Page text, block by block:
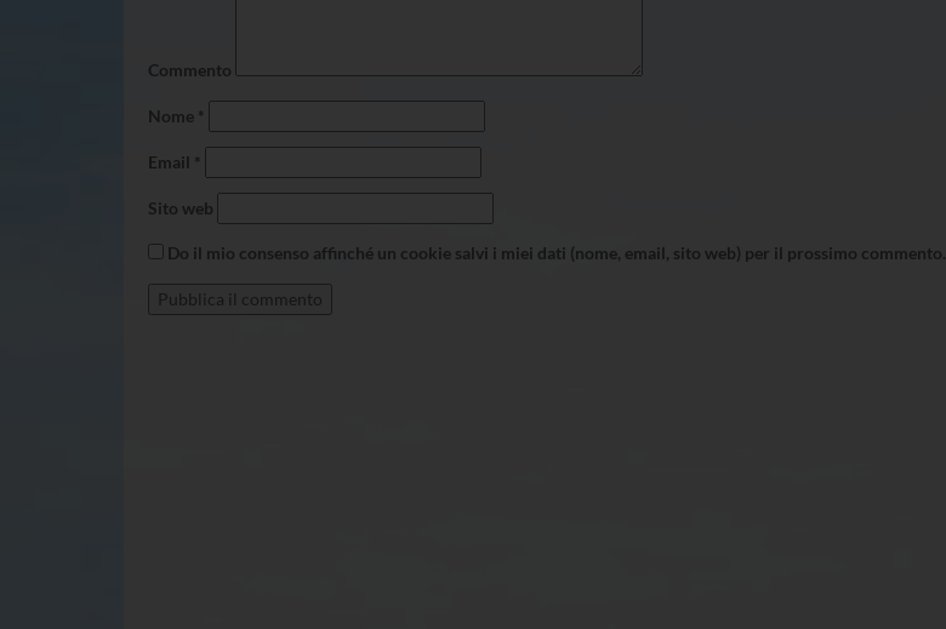
Commento
Nome *
Email *
Sito web
Do il mio consenso affinché un cookie salvi i miei dati (nome, email, sito web) per il prossimo commento.